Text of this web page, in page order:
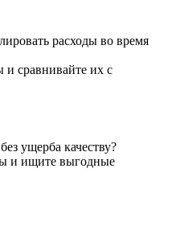
расходы во время
и сравнивайте их с
ущерба качеству?
и ищите выгодные